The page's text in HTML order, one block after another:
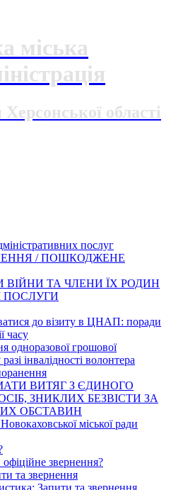
міська
області
послуг
/ ПОШКОДЖЕНЕ
ВІЙНИ ТА ЧЛЕНИ ЇХ РОДИН
ПОСЛУГИ
до візиту в ЦНАП: поради
часу
одноразової грошової
інвалідності волонтера
ВИТЯГ З ЄДИНОГО
ЗНИКЛИХ БЕЗВІСТИ ЗА
ОБСТАВИН
міської ради
звернення?
та звернення
Запити та звернення